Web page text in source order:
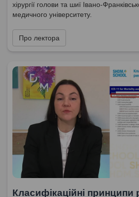
хірургії голови та шиї Івано-
медичного університету.
Про лектора
Класифікаційні принципи